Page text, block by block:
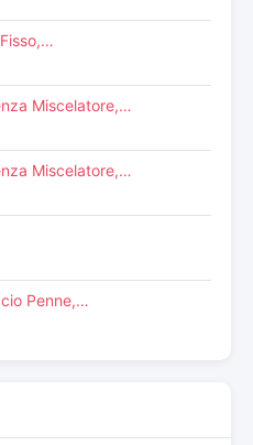
Miscelatore,…
Miscelatore,…
Penne,…